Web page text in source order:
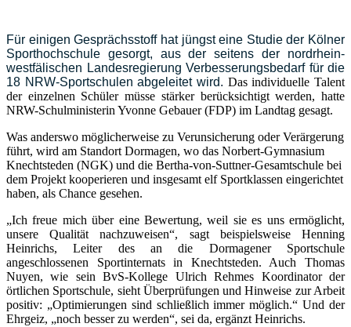
Für einigen Gesprächsstoff hat jüngst eine Studie der Kölner
Sporthochschule gesorgt, aus der seitens der nordrhein-
westfälischen Landesregierung Verbesserungsbedarf für die
18 NRW-Sportschulen abgeleitet wird. Das individuelle Talent
der einzelnen Schüler müsse stärker berücksichtigt werden, hatte
NRW-Schulministerin Yvonne Gebauer (FDP) im Landtag gesagt.
Was anderswo möglicherweise zu Verunsicherung oder Verärgerung
führt, wird am Standort Dormagen, wo das Norbert-Gymnasium
Knechtsteden (NGK) und die Bertha-von-Suttner-Gesamtschule bei
dem Projekt kooperieren und insgesamt elf Sportklassen eingerichtet
haben, als Chance gesehen.
„Ich freue mich über eine Bewertung, weil sie es uns ermöglicht,
unsere Qualität nachzuweisen“, sagt beispielsweise Henning
Heinrichs, Leiter des an die Dormagener Sportschule
angeschlossenen Sportinternats in Knechtsteden. Auch Thomas
Nuyen, wie sein BvS-Kollege Ulrich Rehmes Koordinator der
örtlichen Sportschule, sieht Überprüfungen und Hinweise zur Arbeit
positiv: „Optimierungen sind schließlich immer möglich.“ Und der
Ehrgeiz, „noch besser zu werden“, sei da, ergänzt Heinrichs.